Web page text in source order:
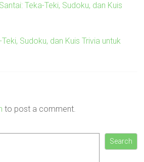
Teka-Teki, Sudoku, dan Kuis
Sudoku, dan Kuis Trivia untuk
to post a comment.
Search